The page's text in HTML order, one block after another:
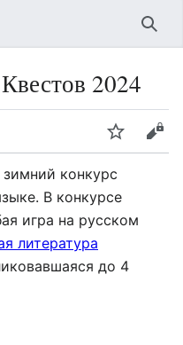
2024
Следить
конкурс
В конкурсе
игра на русском
литература
до 4